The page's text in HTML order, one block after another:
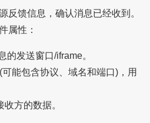
反馈信息，确认消息已经收到。
属性：
的发送窗口/iframe。
能包含协议、域名和端口)，用
方的数据。